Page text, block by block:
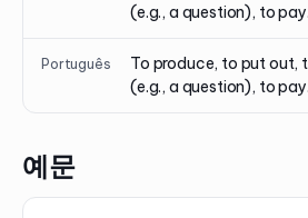
(e.g., a question), to pay.
Português
To produce, to put out,
(e.g., a question), to pay.
예문